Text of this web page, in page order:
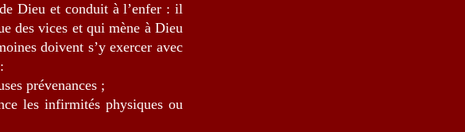
Dieu et conduit à l’enfer : il
des vices et qui mène à Dieu
doivent s’y exercer avec
prévenances ;
les infirmités physiques ou